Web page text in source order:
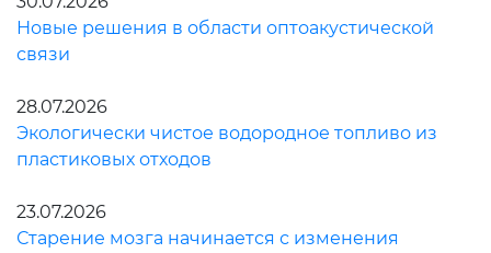
Новые решения в области оптоакустической
связи
28.07.2026
Экологически чистое водородное топливо из
пластиковых отходов
23.07.2026
Старение мозга начинается с изменения